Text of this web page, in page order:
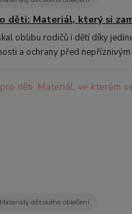
děti: Materiál, který si
oblibu rodičů i dětí díky
a ochrany před
Materiály dětského oblečení